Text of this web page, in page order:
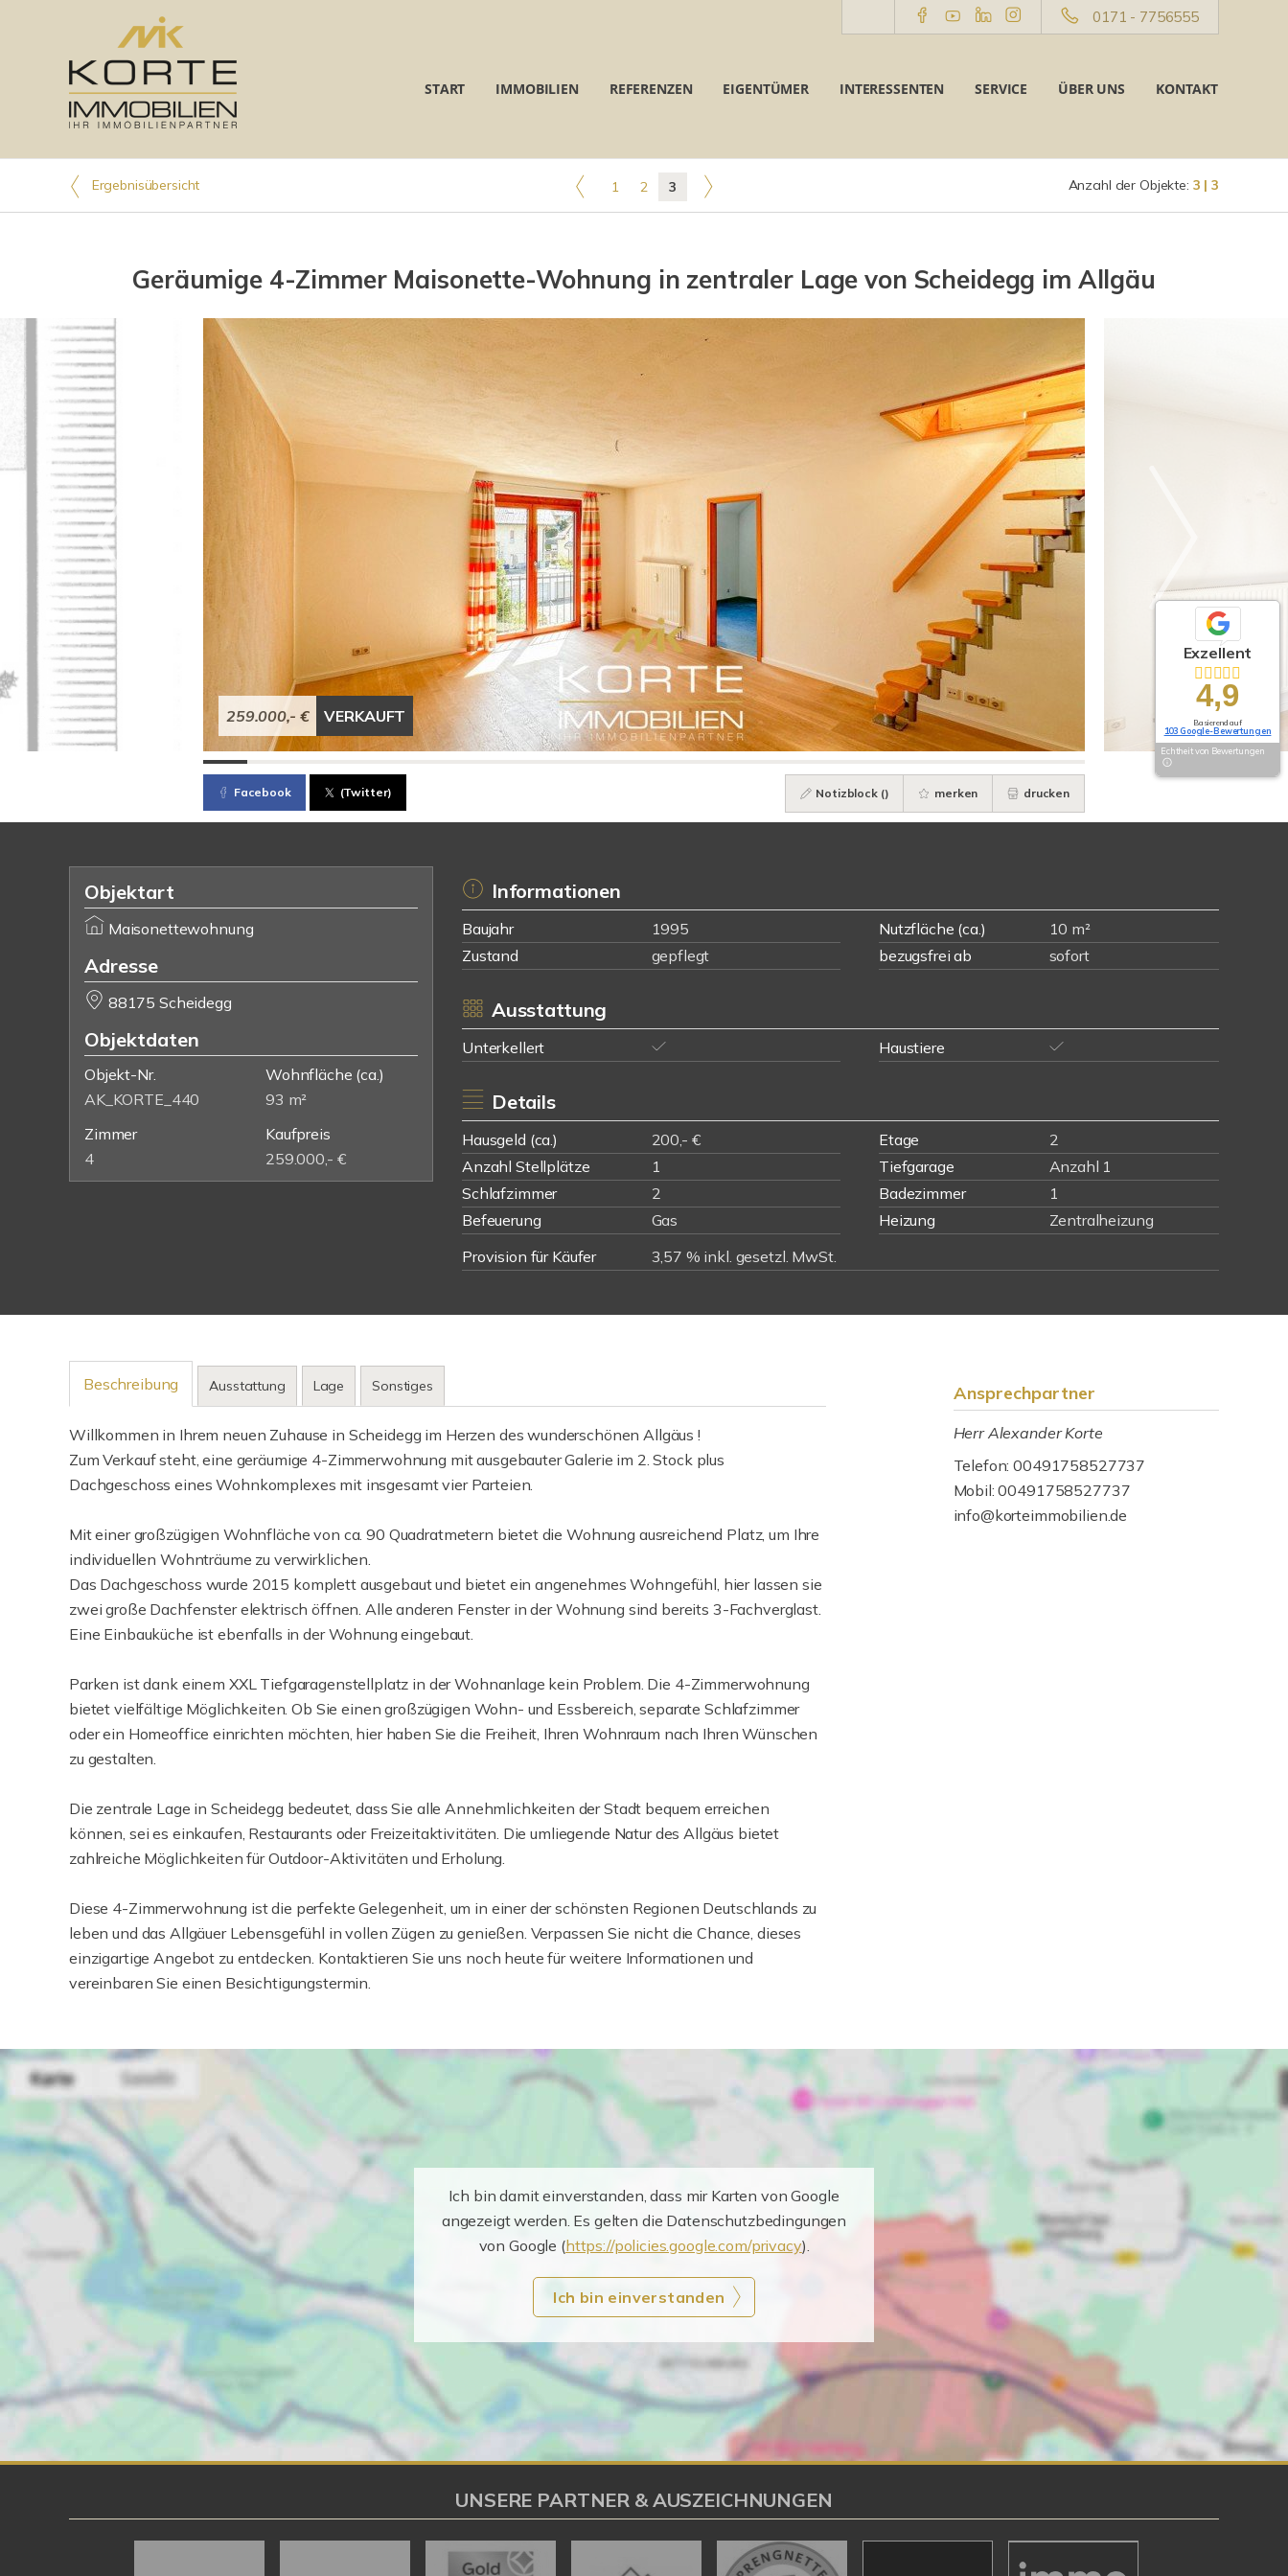
0171 - 7756555
START IMMOBILIEN REFERENZEN EIGENTÜMER INTERESSENTEN SERVICE ÜBER UNS KONTAKT
Ergebnisübersicht 1 2 3 Anzahl der Objekte: 3 | 3
Geräumige 4-Zimmer Maisonette-Wohnung in zentraler Lage von Scheidegg im Allgäu
259.000,- € VERKAUFT
Facebook (Twitter) Notizblock () merken drucken
Objektart
Maisonettewohnung
Adresse
88175 Scheidegg
Objektdaten
Objekt-Nr.
AK_KORTE_440
Wohnfläche (ca.)
93 m²
Zimmer
4
Kaufpreis
259.000,- €
Informationen
Baujahr 1995 Nutzfläche (ca.)
10 m²
Zustand
gepflegt bezugsfrei ab sofort
Ausstattung
Unterkellert Haustiere
Details
Hausgeld (ca.) 200,- € Etage
2
Anzahl Stellplätze
1 Tiefgarage
Anzahl 1
Schlafzimmer
2 Badezimmer
1
Befeuerung
Gas Heizung
Zentralheizung
Provision für Käufer
3,57 % inkl. gesetzl. MwSt.
Beschreibung Ausstattung Lage Sonstiges
Willkommen in Ihrem neuen Zuhause in Scheidegg im Herzen des wunderschönen Allgäus !
Zum Verkauf steht, eine geräumige 4-Zimmerwohnung mit ausgebauter Galerie im 2. Stock plus
Dachgeschoss eines Wohnkomplexes mit insgesamt vier Parteien.
Mit einer großzügigen Wohnfläche von ca. 90 Quadratmetern bietet die Wohnung ausreichend Platz, um Ihre
individuellen Wohnträume zu verwirklichen.
Das Dachgeschoss wurde 2015 komplett ausgebaut und bietet ein angenehmes Wohngefühl, hier lassen sie
zwei große Dachfenster elektrisch öffnen. Alle anderen Fenster in der Wohnung sind bereits 3-Fachverglast.
Eine Einbauküche ist ebenfalls in der Wohnung eingebaut.
Parken ist dank einem XXL Tiefgaragenstellplatz in der Wohnanlage kein Problem. Die 4-Zimmerwohnung
bietet vielfältige Möglichkeiten. Ob Sie einen großzügigen Wohn- und Essbereich, separate Schlafzimmer
oder ein Homeoffice einrichten möchten, hier haben Sie die Freiheit, Ihren Wohnraum nach Ihren Wünschen
zu gestalten.
Die zentrale Lage in Scheidegg bedeutet, dass Sie alle Annehmlichkeiten der Stadt bequem erreichen
können, sei es einkaufen, Restaurants oder Freizeitaktivitäten. Die umliegende Natur des Allgäus bietet
zahlreiche Möglichkeiten für Outdoor-Aktivitäten und Erholung.
Diese 4-Zimmerwohnung ist die perfekte Gelegenheit, um in einer der schönsten Regionen Deutschlands zu
leben und das Allgäuer Lebensgefühl in vollen Zügen zu genießen. Verpassen Sie nicht die Chance, dieses
einzigartige Angebot zu entdecken. Kontaktieren Sie uns noch heute für weitere Informationen und
vereinbaren Sie einen Besichtigungstermin.
Ansprechpartner
Herr Alexander Korte
Telefon: 00491758527737
Mobil: 00491758527737
info@korteimmobilien.de
Ich bin damit einverstanden, dass mir Karten von Google
angezeigt werden. Es gelten die Datenschutzbedingungen
von Google (https://policies.google.com/privacy).
Ich bin einverstanden
Exzellent
4,9
Basierend auf
103 Google-Bewertungen
Echtheit von Bewertungen
UNSERE PARTNER & AUSZEICHNUNGEN